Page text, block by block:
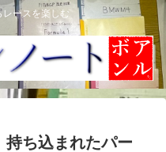
ースを楽しむ
持ち込まれたパー